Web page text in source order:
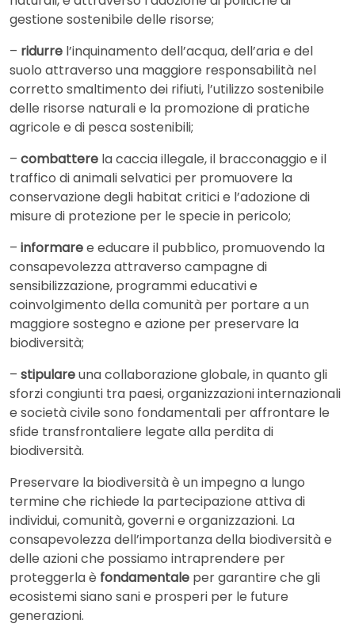
gestione sostenibile delle risorse;
– ridurre l’inquinamento dell’acqua, dell’aria e del
suolo attraverso una maggiore responsabilità nel
corretto smaltimento dei rifiuti, l’utilizzo sostenibile
delle risorse naturali e la promozione di pratiche
agricole e di pesca sostenibili;
– combattere la caccia illegale, il bracconaggio e il
traffico di animali selvatici per promuovere la
conservazione degli habitat critici e l’adozione di
misure di protezione per le specie in pericolo;
– informaree educare il pubblico, promuovendo la
consapevolezza attraverso campagne di
sensibilizzazione, programmi educativi e
coinvolgimento della comunità per portare a un
maggiore sostegno e azione per preservare la
biodiversità;
– stipulareuna collaborazione globale, in quanto gli
sforzi congiunti tra paesi, organizzazioni internazionali
e società civile sono fondamentali per affrontare le
sfide transfrontaliere legate alla perdita di
biodiversità.
Preservare la biodiversità è un impegno a lungo
termine che richiede la partecipazione attiva di
individui, comunità, governi e organizzazioni. La
consapevolezza dell’importanza della biodiversità e
delle azioni che possiamo intraprendere per
proteggerla è fondamentale per garantire che gli
ecosistemi siano sani e prosperi per le future
generazioni.